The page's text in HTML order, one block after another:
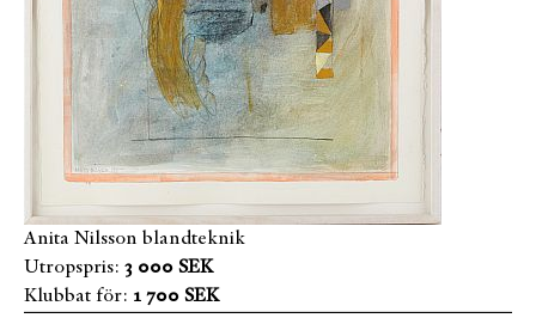
Anita Nilsson blandteknik
Utropspris: 3 000 SEK
Klubbat för: 1 700 SEK